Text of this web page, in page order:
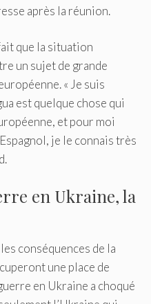
après la réunion.
que la situation
un sujet de grande
« Je suis
est quelque chose qui
et pour moi
je le connais très
en Ukraine, la
conséquences de la
une place de
en Ukraine a choqué